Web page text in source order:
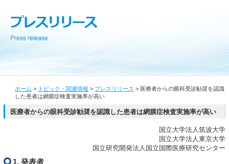
ホーム > トピック・関連情報 > プレスリリース > 医療者からの眼科受診勧奨を認識
した患者は網膜症検査実施率が高い
医療者からの眼科受診勧奨を認識した患者は網膜症検査実施率が高い
国立大学法人筑波大学
国立大学法人東京大学
国立研究開発法人国立国際医療研究センター
1. 発表者